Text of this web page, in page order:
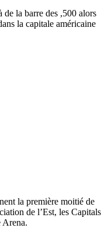
de la barre des ,500 alors
la capitale américaine
la première moitié de
de l’Est, les Capitals
Arena.